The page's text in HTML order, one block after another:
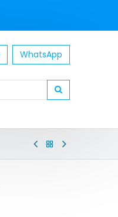
WhatsApp